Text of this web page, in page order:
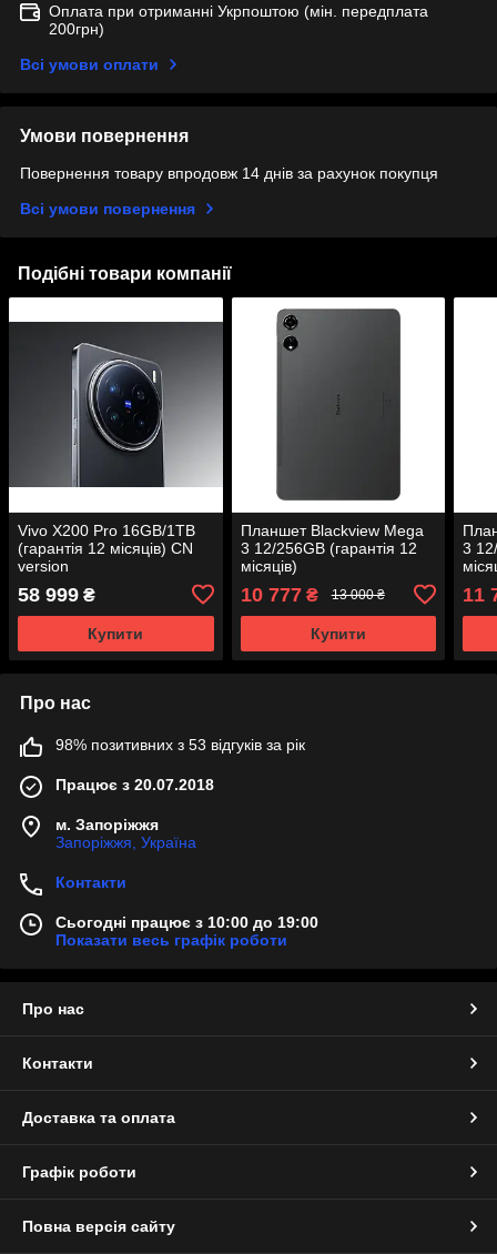
Оплата при отриманні Укрпоштою (мін. передплата
200грн)
Всі умови оплати
Умови повернення
Повернення товару впродовж 14 днів за рахунок покупця
Всі умови повернення
Подібні товари компанії
Vivo X200 Pro 16GB/1TB
(гарантія 12 місяців) CN
version
58 999 ₴
Купити
Планшет Blackview Mega
3 12/256GB (гарантія 12
місяців)
10 777₴ 13 000 ₴
Купити
3
11
Про нас
98% позитивних з 53 відгуків за рік
Працює з 20.07.2018
м. Запоріжжя
Запоріжжя, Україна
Контакти
Сьогодні працює з 10:00 до 19:00
Показати весь графік роботи
Про нас
Контакти
Доставка та оплата
Графік роботи
Повна версія сайту